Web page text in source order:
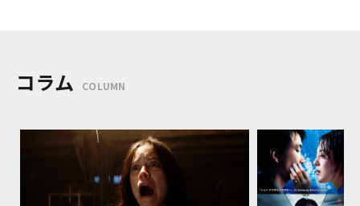
コラム COLUMN